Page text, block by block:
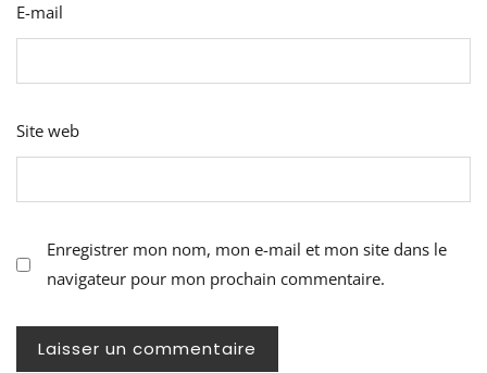
E-mail
Site web
Enregistrer mon nom, mon e-mail et mon site dans le
navigateur pour mon prochain commentaire.